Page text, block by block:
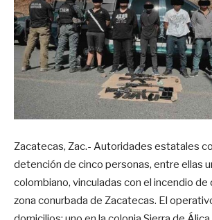
Zacatecas, Zac.- Autoridades estatales
detención de cinco personas, entre ellas
colombiano, vinculadas con el incendio de
zona conurbada de Zacatecas. El